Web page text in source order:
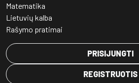
Matematika
Lietuvių kalba
Rašymo pratimai
PRISIJUNGTI
REGISTRUOTIS